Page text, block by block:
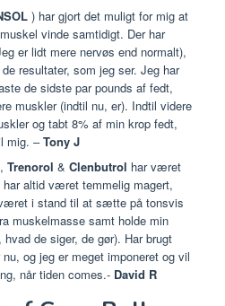
) har gjort det muligt for mig at
vinde samtidigt. Der har
er lidt mere nervøs end normalt),
resultater, som jeg ser. Jeg har
de sidste par pounds af fedt,
muskler (indtil nu, er). Indtil videre
og tabt 8% af min krop fedt,
mig. –Tony J
, Trenorol & Clenbutrol har været
altid været temmelig magert,
i stand til at sætte på tonsvis
muskelmasse samt holde min
de siger, de gør). Har brugt
og jeg er meget imponeret og vil
når tiden comes.- David R